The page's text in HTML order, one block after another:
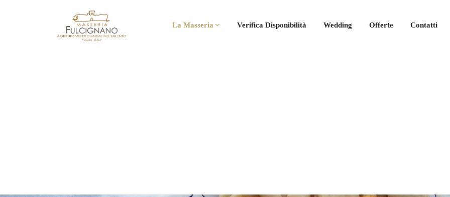
La Masseria Verifica Disponibilità Wedding Offerte Contatti